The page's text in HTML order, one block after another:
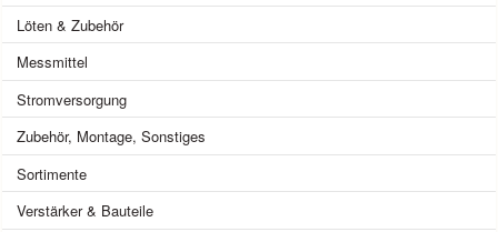
Löten & Zubehör
Messmittel
Stromversorgung
Zubehör, Montage, Sonstiges
Sortimente
Verstärker & Bauteile